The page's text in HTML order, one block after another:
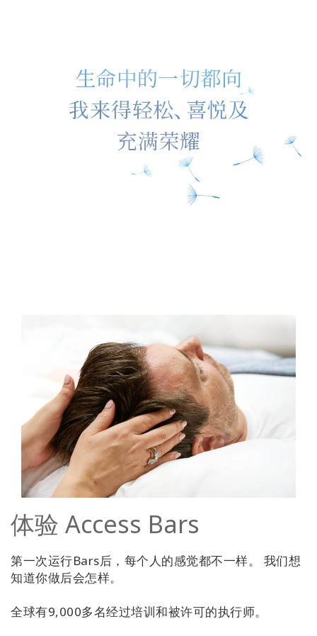
体验 Access Bars
第一次运行Bars后，每个人的感觉都不一样。 我们想
知道你做后会怎样。
全球有9,000多名经过培训和被许可的执行师。